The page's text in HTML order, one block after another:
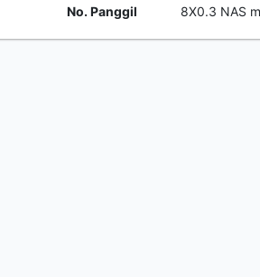
No. Panggil 8X0.3 NAS